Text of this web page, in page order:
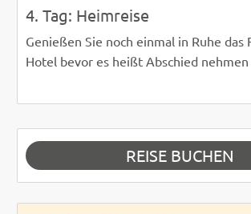
4. Tag: Heimreise
Genießen Sie noch einmal in Ruhe das
Hotel bevor es heißt Abschied
REISE BUCHEN